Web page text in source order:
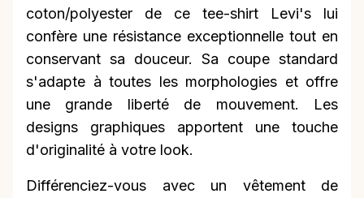
coton/polyester de ce tee-shirt Levi's lui
confère une résistance exceptionnelle tout en
conservant sa douceur. Sa coupe standard
s'adapte à toutes les morphologies et offre
une grande liberté de mouvement. Les
designs graphiques apportent une touche
d'originalité à votre look.
Différenciez-vous avec un vêtement de